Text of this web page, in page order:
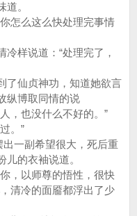
道。
怎么这么快处理完事情
样说道：“处理完了，
仙贞神功，知道她欲言
纵博取同情的说
，也没什么不好的。”
。”
一副希望很大，死后重
儿的衣袖说道。
，以师尊的悟性，很快
清冷的面靥都浮出了少